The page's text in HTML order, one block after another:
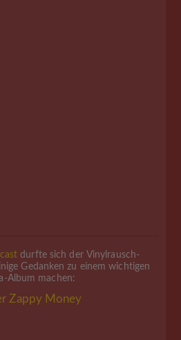
durfte sich der Vinylrausch-
Gedanken zu einem wichtigen
Album machen: